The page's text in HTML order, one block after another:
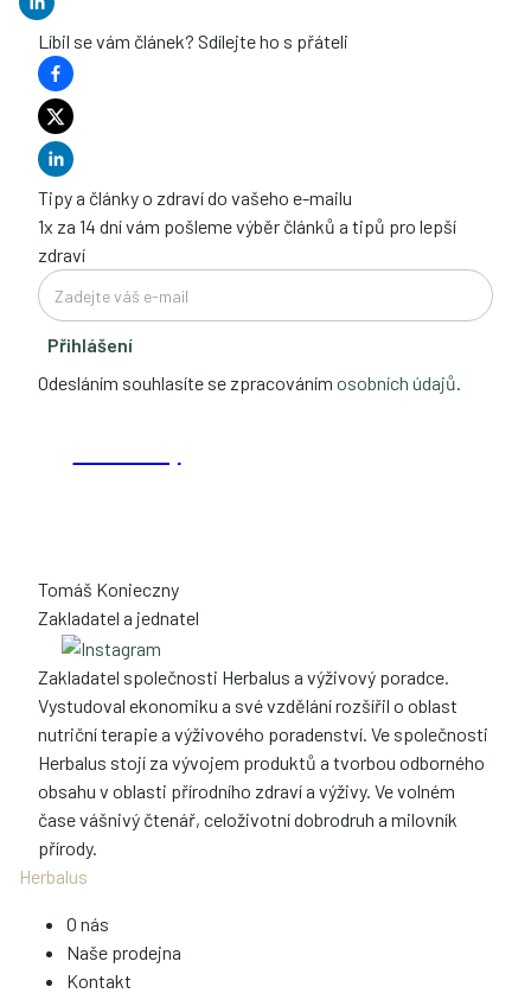
Líbil se vám článek? Sdílejte ho s přáteli
Tipy a články o zdraví do vašeho e-mailu
1x za 14 dní vám pošleme výběr článků a tipů pro lepší
zdraví
Přihlášení
Odesláním souhlasíte se zpracováním osobních údajů
Tomáš Konieczny
Zakladatel a jednatel
Zakladatel společnosti Herbalus a výživový poradce.
Vystudoval ekonomiku a své vzdělání rozšířil o oblast
nutriční terapie a výživového poradenství. Ve společnosti
Herbalus stojí za vývojem produktů a tvorbou odborného
obsahu v oblasti přírodního zdraví a výživy. Ve volném
čase vášnivý čtenář, celoživotní dobrodruh a milovník
přírody.
Herbalus
O nás
Naše prodejna
Kontakt